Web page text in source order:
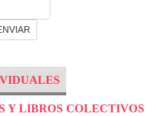
Y LIBROS COLECTIVOS